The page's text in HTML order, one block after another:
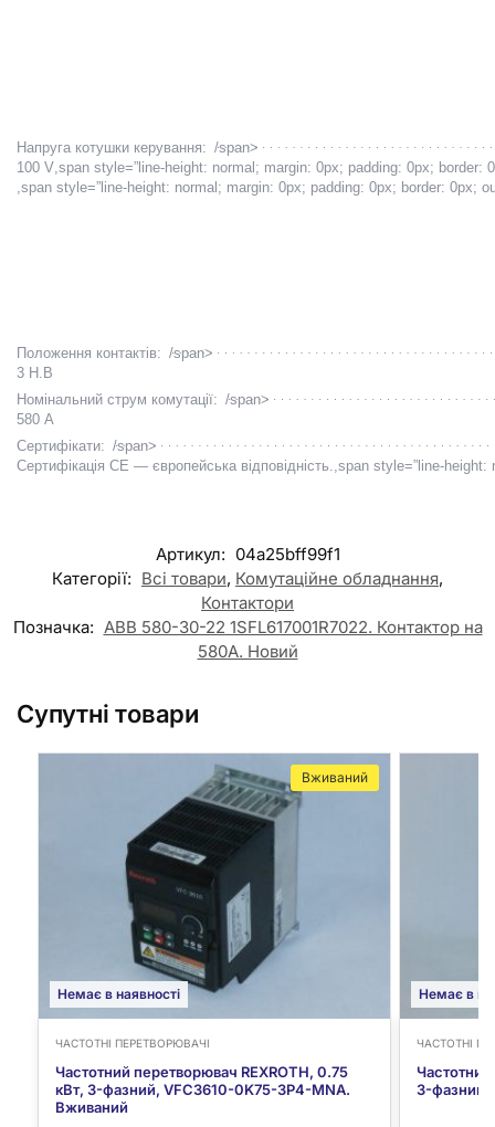
Напруга котушки керування: /span>
100 V ,span style=”line-height: normal; margin: 0px; padding: 0px;
,span style=”line-height: normal; margin: 0px; padding: 0px; border: 0px;
Положення контактів: /span>
3 Н.В
Номінальний струм комутації: /span>
580 А
Сертифікати: /span>
Сертифікація CE — європейська відповідність. ,span style=”line-
Артикул: 04a25bff99f1
Категорії: Всі товари, Комутаційне обладнання,
Контактори
Позначка: АВВ 580-30-22 1SFL617001R7022. Контактор на
580А. Новий
Супутні товари
Немає в наявності
Вживаний
ЧАСТОТНІ ПЕРЕТВОРЮВАЧІ
Частотний перетворювач REXROTH, 0.75
кВт, 3-фазний, VFC3610-0K75-3P4-MNA.
Вживаний
Немає в
ЧАСТОТНІ
3-фазний,